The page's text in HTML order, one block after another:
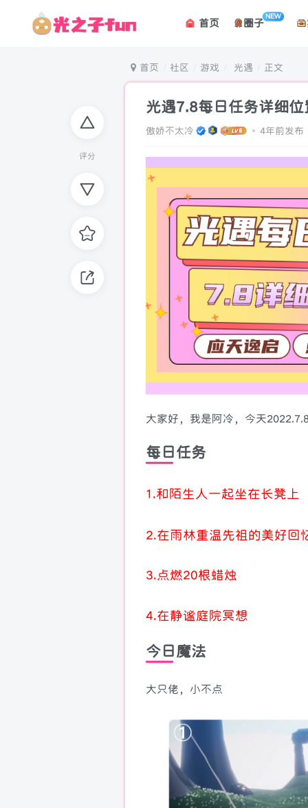
首页 圈子
NEW
评分
首页 社区 游戏 光遇 正文
光遇7.8每日任务详细
傲娇不太冷 4年前发布
大家好，我是阿冷，今天
每日任务
1.和陌生人一起坐在长凳上
2.在雨林重温先祖的美好回
3.点燃20根蜡烛
4.在静谧庭院冥想
今日魔法
大只佬，小不点